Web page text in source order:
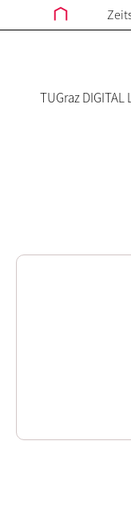
TUGraz DIGITAL